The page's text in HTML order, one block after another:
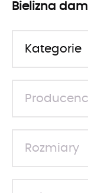
Bielizna
Kategorie
Rozmiary